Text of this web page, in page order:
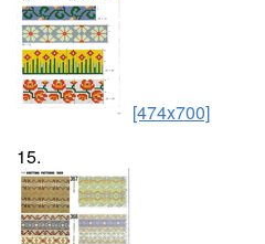
[474x700]
15.